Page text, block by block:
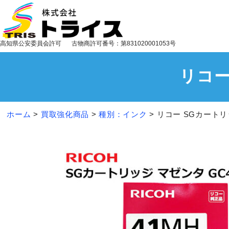
高知県公安委員会許可 古物商許可番号：第831020001053号
リコ
ホーム > 買取強化商品 >種別：インク > リコー SGカート